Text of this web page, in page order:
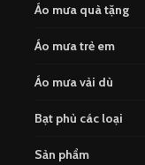
Áo mưa quà tặng
Áo mưa trẻ em
Áo mưa vải dù
Bạt phủ các loại
Sản phẩm